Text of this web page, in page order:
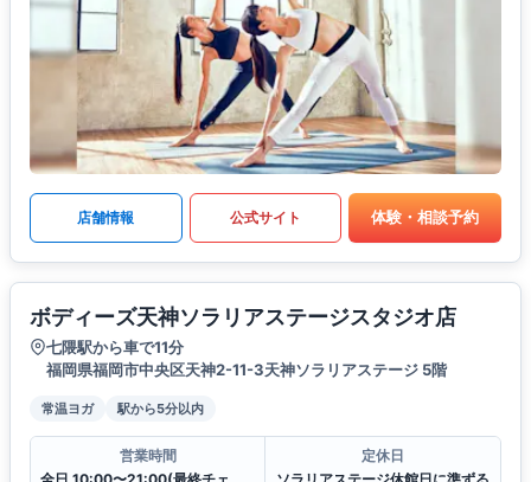
店舗情報 公式サイト 体験・相談予約
ボディーズ天神ソラリアステージスタジオ店
七隈駅から車で11分
福岡県福岡市中央区天神2-11-3天神ソラリアステージ 5階
常温ヨガ 駅から5分以内
営業時間
定休日